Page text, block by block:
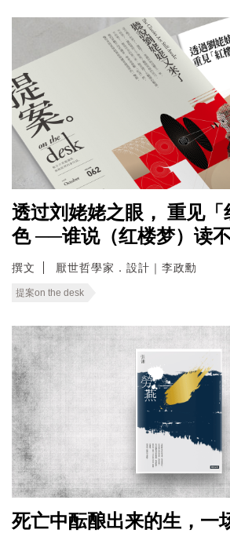
透过刘姥姥之眼， 重见「
色 ──谁说（红楼梦）读
撰文 厭世哲學家．設計｜李政勳
提案on the desk
死亡中酝酿出来的生，一